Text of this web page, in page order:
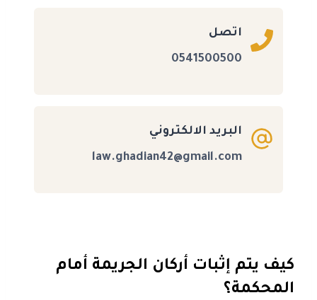
اتصل
0541500500
البريد الالكتروني
law.ghadian42@gmail.com
كيف يتم إثبات أركان الجريمة أمام
المحكمة؟